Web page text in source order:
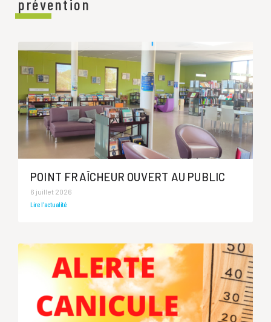
POINT FRAÎCHEUR OUVERT AU PUBLIC
6 juillet 2026
Lire l'actualité